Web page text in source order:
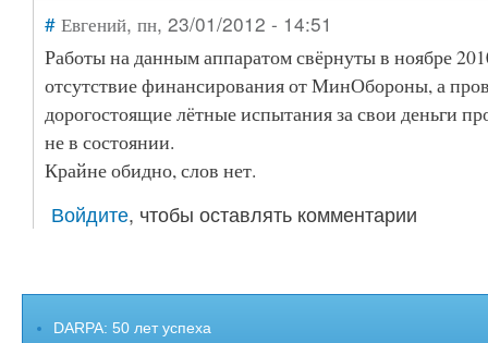
# Евгений, пн, 23/01/2012 - 14:51
Работы на данным аппаратом свёрнуты в ноябре
отсутствие финансирования от МинОбороны, а
дорогостоящие лётные испытания за свои деньги
не в состоянии.
Крайне обидно, слов нет.
Войдите, чтобы оставлять комментарии
DARPA: 50 лет успеха